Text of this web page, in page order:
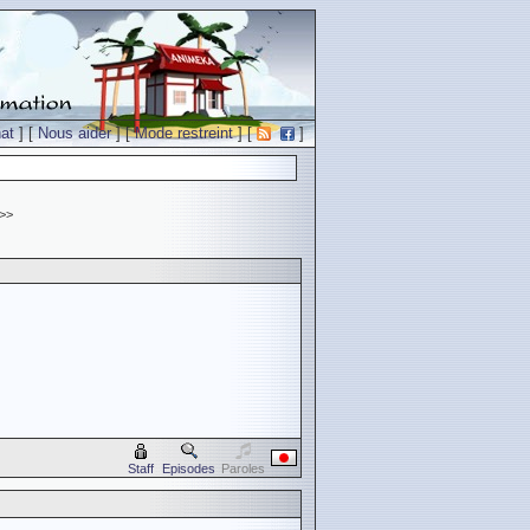
] [Nous aider] [Mode restreint] [ ]
Staff Episodes Paroles